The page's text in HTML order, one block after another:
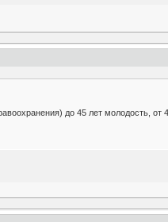
до 45 лет молодость, от